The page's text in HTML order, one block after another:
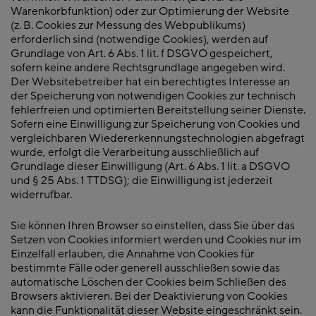
Warenkorbfunktion) oder zur Optimierung der Website
(z. B. Cookies zur Messung des Webpublikums)
erforderlich sind (notwendige Cookies), werden auf
Grundlage von Art. 6 Abs. 1 lit. f DSGVO gespeichert,
sofern keine andere Rechtsgrundlage angegeben wird.
Der Websitebetreiber hat ein berechtigtes Interesse an
der Speicherung von notwendigen Cookies zur technisch
fehlerfreien und optimierten Bereitstellung seiner Dienste.
Sofern eine Einwilligung zur Speicherung von Cookies und
vergleichbaren Wiedererkennungstechnologien abgefragt
wurde, erfolgt die Verarbeitung ausschließlich auf
Grundlage dieser Einwilligung (Art. 6 Abs. 1 lit. a DSGVO
und § 25 Abs. 1 TTDSG); die Einwilligung ist jederzeit
widerrufbar.
Sie können Ihren Browser so einstellen, dass Sie über das
Setzen von Cookies informiert werden und Cookies nur im
Einzelfall erlauben, die Annahme von Cookies für
bestimmte Fälle oder generell ausschließen sowie das
automatische Löschen der Cookies beim Schließen des
Browsers aktivieren. Bei der Deaktivierung von Cookies
kann die Funktionalität dieser Website eingeschränkt sein.